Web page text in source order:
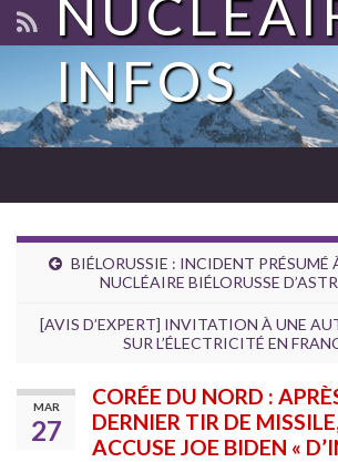
INFOS
BIÉLORUSSIE : INCIDENT PRÉSUMÉ
NUCLÉAIRE BIÉLORUSSE
[AVIS D’EXPERT] INVITATION À UNE
SUR L’ÉLECTRICITÉ EN
MAR
27
CORÉE DU NORD :
DERNIER TIR DE
ACCUSE JOE BIDEN «